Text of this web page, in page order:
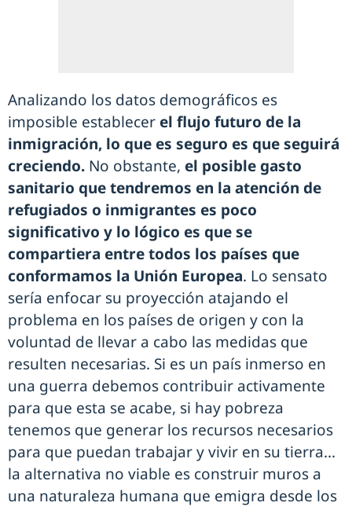
Analizando los datos demográficos es
imposible establecer el flujo futuro de la
inmigración, lo que es seguro es que seguirá
creciendo. No obstante, el posible gasto
sanitario que tendremos en la atención de
refugiados o inmigrantes es poco
significativo y lo lógico es que se
compartiera entre todos los países que
conformamos la Unión Europea. Lo sensato
sería enfocar su proyección atajando el
problema en los países de origen y con la
voluntad de llevar a cabo las medidas que
resulten necesarias. Si es un país inmerso en
una guerra debemos contribuir activamente
para que esta se acabe, si hay pobreza
tenemos que generar los recursos necesarios
para que puedan trabajar y vivir en su tierra...
la alternativa no viable es construir muros a
una naturaleza humana que emigra desde los